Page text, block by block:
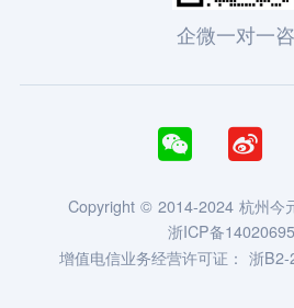
企微一对一
 
Copyright © 2014-2024 杭州今
浙ICP备
增值电信业务经营许可证： 浙B2-